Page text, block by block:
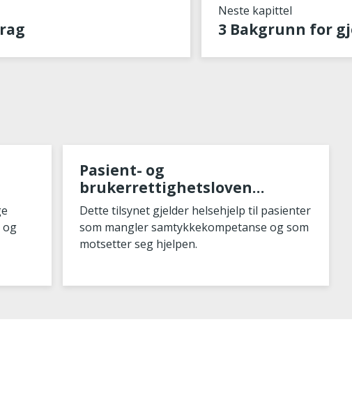
Neste kapittel
og
Pasient- og
brukerrettighetsloven
kapittel 4A
Dette tilsynet gjelder helsehjelp til pasienter
som mangler samtykkekompetanse og som
motsetter seg hjelpen.